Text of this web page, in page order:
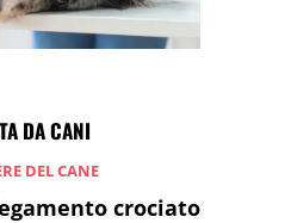
DA CANI
DEL CANE
crociato